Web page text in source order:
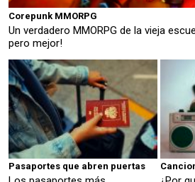
Corepunk MMORPG
Un verdadero MMORPG de la vieja
pero mejor!
Pasaportes que abren puertas